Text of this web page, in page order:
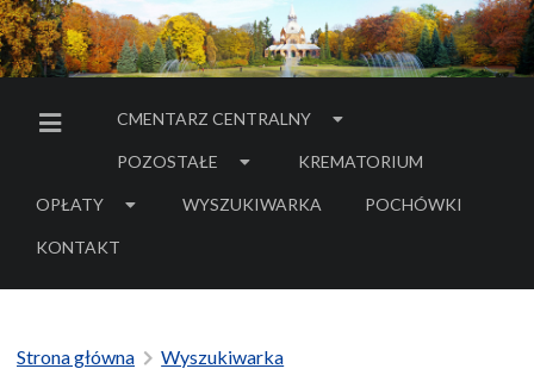
MENU BOCZNE
CMENTARZ CENTRALNY
POZOSTAŁE KREMATORIUM
OPŁATY WYSZUKIWARKA POCHÓWKI
- LINK DO SERWISU
KONTAKT
Strona główna Wyszukiwarka